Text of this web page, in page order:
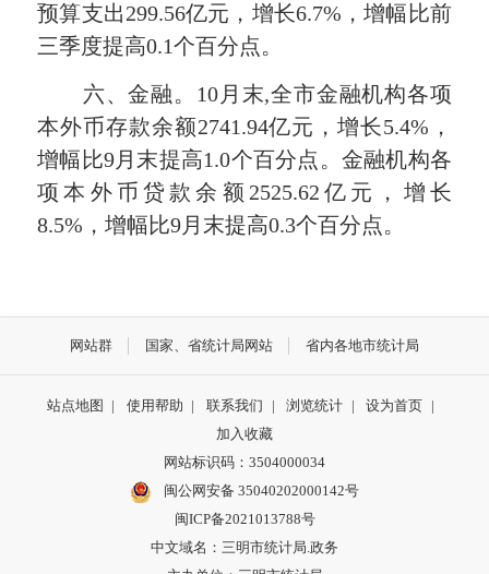
预算支出299.56亿元，增长6.7%，增幅比前
三季度提高0.1个百分点。
六、金融。10月末,全市金融机构各项
本外币存款余额2741.94亿元，增长5.4%，
增幅比9月末提高1.0个百分点。金融机构各
项本外币贷款余额2525.62亿元，增长
8.5%，增幅比9月末提高0.3个百分点。
网站群 国家、省统计局网站 省内各地市统计局
站点地图 | 使用帮助 | 联系我们 | 浏览统计 | 设为首页 |
加入收藏
网站标识码：3504000034
闽公网安备 35040202000142号
闽ICP备2021013788号
中文域名：三明市统计局.政务